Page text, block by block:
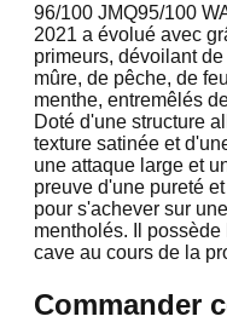
96/100 JMQ95/100
2021 a évolué avec
primeurs, dévoilant
mûre, de pêche, de
menthe, entremêlés
Doté d'une structure
texture satinée et
une attaque large et
preuve d'une pureté
pour s'achever sur
mentholés. Il
cave au cours de la
Commander